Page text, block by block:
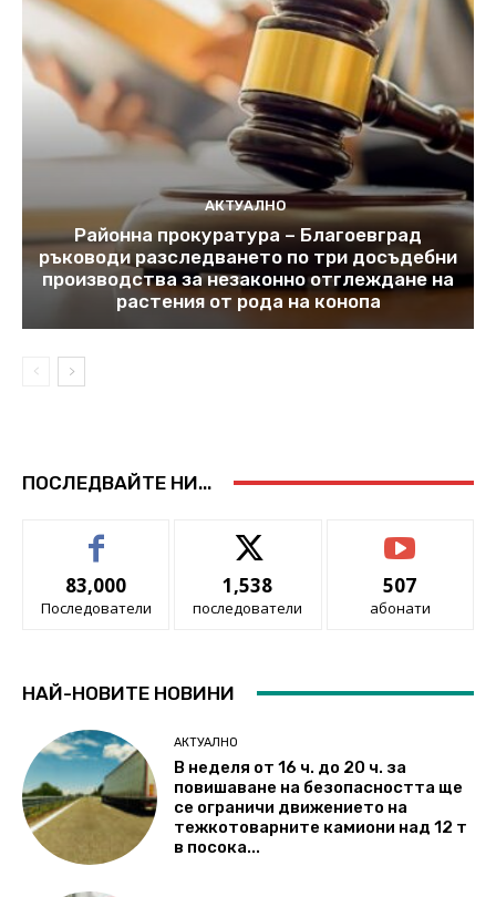
АКТУАЛНО
Районна прокуратура – Благоевград
ръководи разследването по три досъдебни
производства за незаконно отглеждане на
растения от рода на конопа
ПОСЛЕДВАЙТЕ НИ...
83,000
Последователи
1,538
последователи
507
абонати
НАЙ-НОВИТЕ НОВИНИ
АКТУАЛНО
В неделя от 16 ч. до 20 ч. за
повишаване на безопасността ще
се ограничи движението на
тежкотоварните камиони над 12 т
в посока...